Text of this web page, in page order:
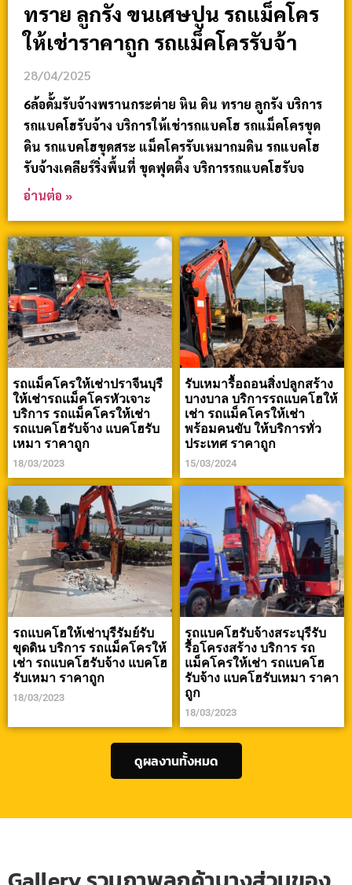
ทราย ลูกรัง ขนเศษปูน รถแม็คโคร
ให้เช่าราคาถูก รถแม็คโครรับจ้า
28/04/2025
6ล้อดั้มรับจ้างพรานกระต่าย หิน ดิน ทราย ลูกรัง บริการ
รถแบคโฮรับจ้าง บริการให้เช่ารถแบคโฮ รถแม็คโครขุด
ดิน รถแบคโฮขุดสระ แม็คโครรับเหมาถมดิน รถแบคโฮ
รับจ้างเคลียร์ริ่งพื้นที่ ขุดฟุตติ้ง บริการรถแบคโฮรับจ
อ่านต่อ »
รถแม็คโครให้เช่าปราจีนบุรี
ให้เช่ารถแม็คโครหัวเจาะ
บริการ รถแม็คโครให้เช่า
รถแบคโฮรับจ้าง แบคโฮรับ
เหมา ราคาถูก
18/03/2023
รับเหมารื้อถอนสิ่งปลูกสร้าง
บางบาล บริการรถแบคโฮให้
เช่า รถแม็คโครให้เช่า
พร้อมคนขับ ให้บริการทั่ว
ประเทศ ราคาถูก
15/03/2024
รถแบคโฮให้เช่าบุรีรัมย์รับ
ขุดดิน บริการ รถแม็คโครให้
เช่า รถแบคโฮรับจ้าง แบคโฮ
รับเหมา ราคาถูก
18/03/2023
รถแบคโฮรับจ้างสระบุรีรับ
รื้อโครงสร้าง บริการ รถ
แม็คโครให้เช่า รถแบคโฮ
รับจ้าง แบคโฮรับเหมา ราคา
ถูก
18/03/2023
ดูผลงานทั้งหมด